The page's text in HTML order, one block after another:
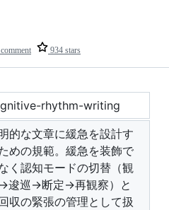
934 stars
rhythm-writing
的な文章に緩急を設計す
めの規範。緩急を装飾で
く認知モードの切替（観
逡巡→断定→再観察）と
収の緊張の管理として扱